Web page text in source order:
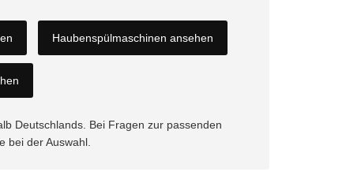
Haubenspülmaschinen ansehen
Deutschlands. Bei Fragen zur passenden
bei der Auswahl.